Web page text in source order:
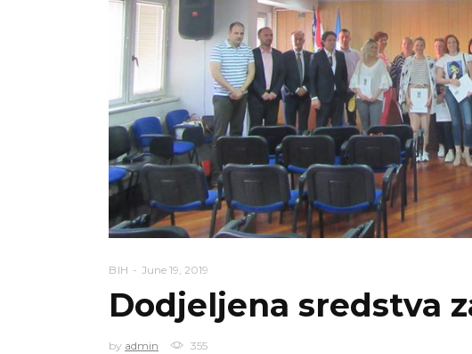
BIH June 19, 2019
Dodjeljena sredstva
by admin 355